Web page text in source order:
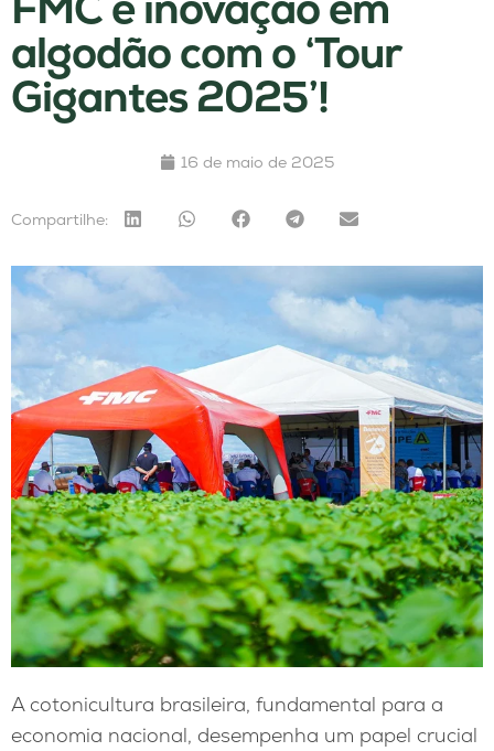
algodão com o ‘Tour
Gigantes 2025’!
16 de maio de 2025
Compartilhe:
A cotonicultura brasileira, fundamental para a
economia nacional, desempenha um papel crucial